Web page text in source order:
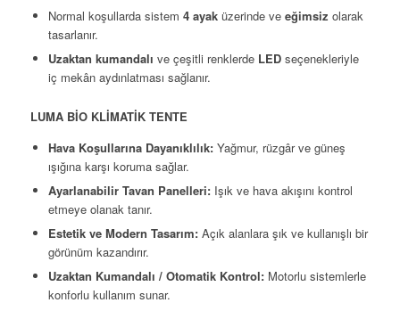
Normal koşullarda sistem 4 ayaküzerinde ve eğimsiz olarak
tasarlanır.
Uzaktan kumandalı ve çeşitli renklerde LEDseçenekleriyle
iç mekân aydınlatması sağlanır.
LUMA BİO KLİMATİK TENTE
Hava Koşullarına Dayanıklılık:Yağmur, rüzgâr ve güneş
ışığına karşı koruma sağlar.
Ayarlanabilir Tavan Panelleri:Işık ve hava akışını kontrol
etmeye olanak tanır.
Estetik ve Modern Tasarım:Açık alanlara şık ve kullanışlı bir
görünüm kazandırır.
Uzaktan Kumandalı / Otomatik Kontrol:Motorlu sistemlerle
konforlu kullanım sunar.